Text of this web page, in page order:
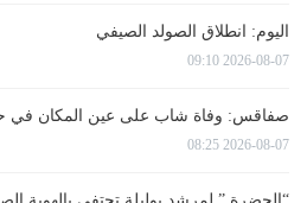
اليوم: انطلاق الصولد الصيفي
2026-08-07 09:10
صفاقس: وفاة شاب على عين المكان في
2026-08-07 08:25